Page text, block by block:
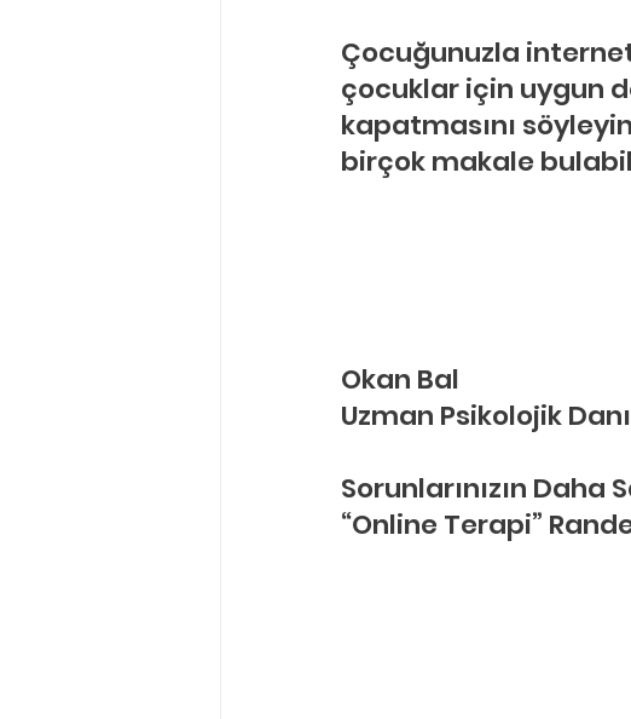
Çocuğunuzla
çocuklar için uygun
kapatmasını
birçok makale
Okan Bal
Uzman Psikolojik
Sorunlarınızın Daha
“Online Terapi”